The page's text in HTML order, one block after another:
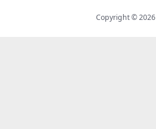
Copyright © 2026